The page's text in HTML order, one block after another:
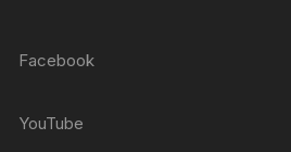
Facebook
YouTube